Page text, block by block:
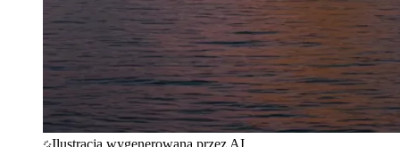
Ilustracja wygenerowana przez AI